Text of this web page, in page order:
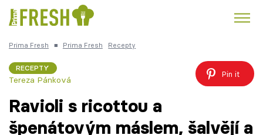
Česká kuchyně
Prima Fresh ■ Prima Fresh Recepty
RECEPTY
Tereza Pánková
Pin it
Ravioli s ricottou a
špenátovým máslem, šalvějí a